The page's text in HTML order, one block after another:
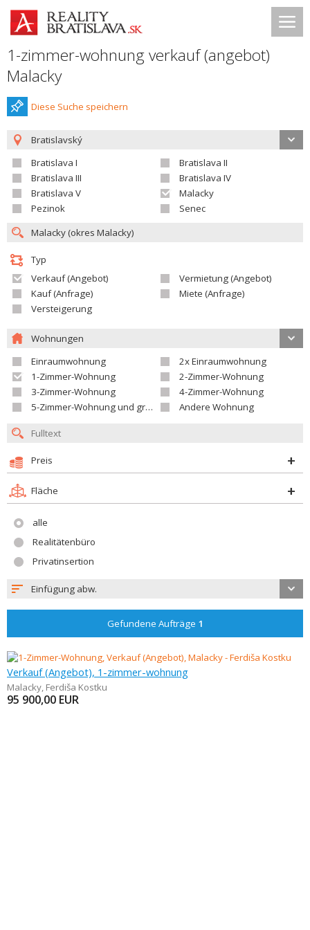
1-zimmer-wohnung verkauf (angebot)
Malacky
Diese Suche speichern
Bratislavský
Bratislava I
Bratislava II
Bratislava III
Bratislava IV
Bratislava V
Malacky
Pezinok
Senec
Typ
Verkauf (Angebot)
Vermietung (Angebot)
Kauf (Anfrage)
Miete (Anfrage)
Versteigerung
Wohnungen
Einraumwohnung
2x Einraumwohnung
1-Zimmer-Wohnung
2-Zimmer-Wohnung
3-Zimmer-Wohnung
4-Zimmer-Wohnung
5-Zimmer-Wohnung und größer
Andere Wohnung
Preis
Fläche
alle
Realitätenbüro
Privatinsertion
Einfügung abw.
Gefundene Aufträge 1
Verkauf (Angebot), 1-zimmer-wohnung
Malacky, Ferdiša Kostku
95 900,00 EUR